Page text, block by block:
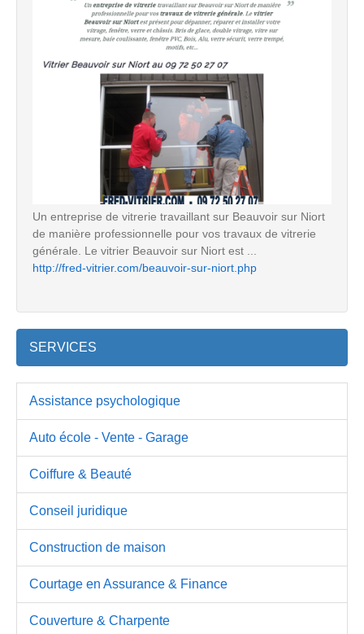
Un entreprise de vitrerie travaillant sur Beauvoir sur Niort
de manière professionnelle pour vos travaux de vitrerie
générale. Le vitrier Beauvoir sur Niort est ...
http://fred-vitrier.com/beauvoir-sur-niort.php
SERVICES
Assistance psychologique
Auto école - Vente - Garage
Coiffure & Beauté
Conseil juridique
Construction de maison
Courtage en Assurance & Finance
Couverture & Charpente